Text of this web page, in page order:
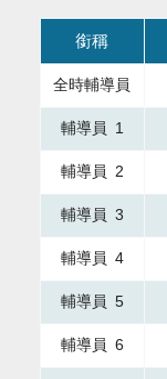
本表格為組織
銜稱
全時輔導員
輔導員 1
輔導員 2
輔導員 3
輔導員 4
輔導員 5
輔導員 6